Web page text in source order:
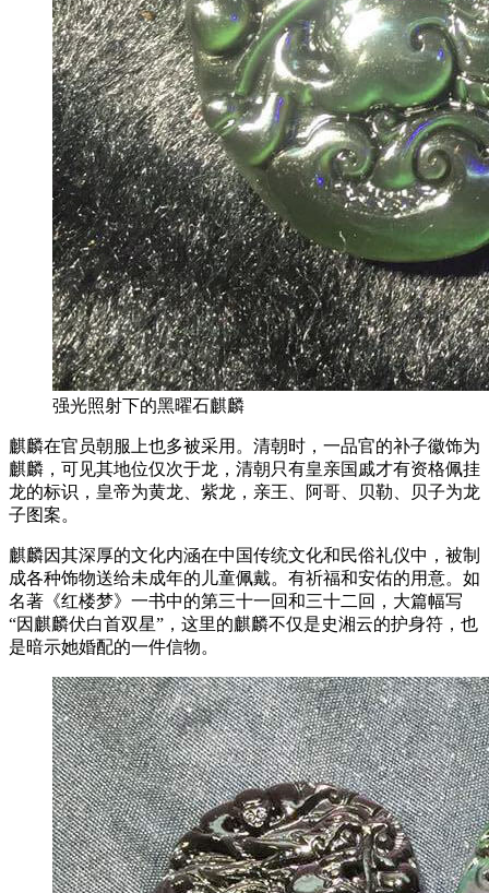
强光照射下的黑曜石麒麟
麒麟在官员朝服上也多被采用。清朝时，一品官的补子徽饰为
麒麟，可见其地位仅次于龙，清朝只有皇亲国戚才有资格佩挂
龙的标识，皇帝为黄龙、紫龙，亲王、阿哥、贝勒、贝子为龙
子图案。
麒麟因其深厚的文化内涵在中国传统文化和民俗礼仪中，被制
成各种饰物送给未成年的儿童佩戴。有祈福和安佑的用意。如
名著《红楼梦》一书中的第三十一回和三十二回，大篇幅写
“因麒麟伏白首双星”，这里的麒麟不仅是史湘云的护身符，也
是暗示她婚配的一件信物。